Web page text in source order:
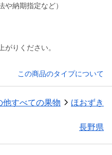
納期指定など）
がりください。
この商品のタイプについて
他すべての果物 ほおずき
長野県